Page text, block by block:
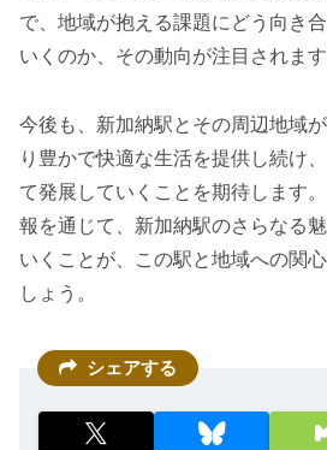
で、地域が抱える課題にどう向き
いくのか、その動向が注目されます
今後も、新加納駅とその周辺地域
り豊かで快適な生活を提供し続け
て発展していくことを期待します
報を通じて、新加納駅のさらなる
いくことが、この駅と地域への関
しょう。
シェアする